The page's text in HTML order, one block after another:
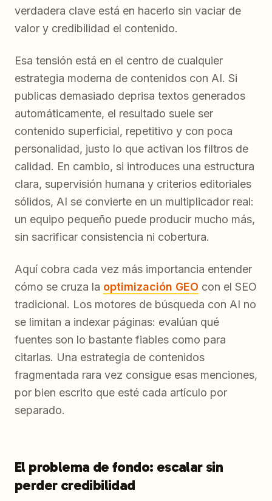
verdadera clave está en hacerlo sin vaciar de
valor y credibilidad el contenido.
Esa tensión está en el centro de cualquier
estrategia moderna de contenidos con AI. Si
publicas demasiado deprisa textos generados
automáticamente, el resultado suele ser
contenido superficial, repetitivo y con poca
personalidad, justo lo que activan los filtros de
calidad. En cambio, si introduces una estructura
clara, supervisión humana y criterios editoriales
sólidos, AI se convierte en un multiplicador real:
un equipo pequeño puede producir mucho más,
sin sacrificar consistencia ni cobertura.
Aquí cobra cada vez más importancia entender
cómo se cruza la optimización GEO con el SEO
tradicional. Los motores de búsqueda con AI no
se limitan a indexar páginas: evalúan qué
fuentes son lo bastante fiables como para
citarlas. Una estrategia de contenidos
fragmentada rara vez consigue esas menciones,
por bien escrito que esté cada artículo por
separado.
El problema de fondo: escalar sin
perder credibilidad